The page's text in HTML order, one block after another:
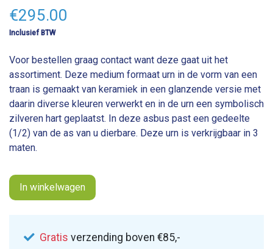
€295.00
Inclusief BTW
Voor bestellen graag contact want deze gaat uit het
assortiment. Deze medium formaat urn in de vorm van een
traan is gemaakt van keramiek in een glanzende versie met
daarin diverse kleuren verwerkt en in de urn een symbolisch
zilveren hart geplaatst. In deze asbus past een gedeelte
(1/2) van de as van u dierbare. Deze urn is verkrijgbaar in 3
maten.
In winkelwagen
Gratis verzending boven €85,-